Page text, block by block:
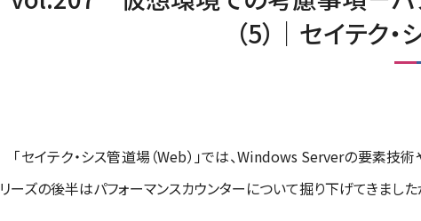
（5）｜セイテク
「セイテク・シス管道場（Web）」では、Windows Serverの要素
リーズの後半はパフォーマンスカウンターについて掘り下げてきまし